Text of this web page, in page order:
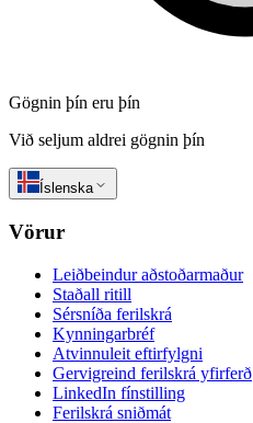
Gögnin þín eru þín
Við seljum aldrei gögnin þín
Íslenska
Vörur
Leiðbeindur aðstoðarmaður
Staðall ritill
Sérsníða ferilskrá
Kynningarbréf
Atvinnuleit eftirfylgni
Gervigreind ferilskrá yfirferð
LinkedIn fínstilling
Ferilskrá sniðmát